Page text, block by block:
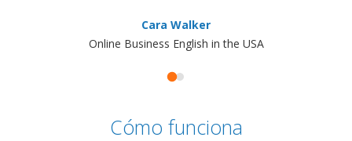
Cara Walker
Online Business English in the USA
Cómo funciona